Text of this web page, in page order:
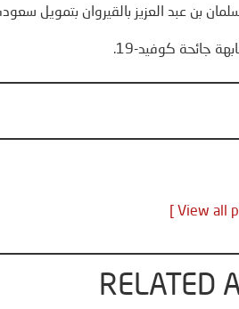
بن عبد العزيز بالقيروان بتمويل
جائحة كوفيد-19.
RELATED